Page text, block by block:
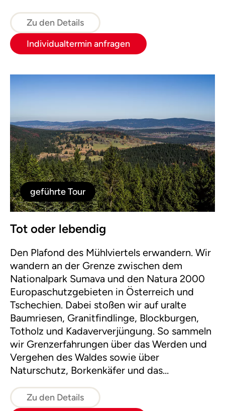
Zu den Details
Individualtermin anfragen
geführte Tour
Tot oder lebendig
Den Plafond des Mühlviertels erwandern. Wir
wandern an der Grenze zwischen dem
Nationalpark Sumava und den Natura 2000
Europaschutzgebieten in Österreich und
Tschechien. Dabei stoßen wir auf uralte
Baumriesen, Granitfindlinge, Blockburgen,
Totholz und Kadaververjüngung. So sammeln
wir Grenzerfahrungen über das Werden und
Vergehen des Waldes sowie über
Naturschutz, Borkenkäfer und das
Rohstoff Holz.
Zu den Details